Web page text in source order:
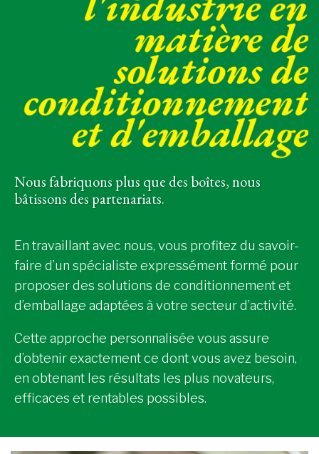
Nous fabriquons plus que des boîtes, nous
bâtissons des partenariats.
En travaillant avec nous, vous profitez du savoir-
faire d’un spécialiste expressément formé pour
proposer des solutions de conditionnement et
d’emballage adaptées à votre secteur d’activité.
Cette approche personnalisée vous assure
d’obtenir exactement ce dont vous avez besoin,
en obtenant les résultats les plus novateurs,
efficaces et rentables possibles.